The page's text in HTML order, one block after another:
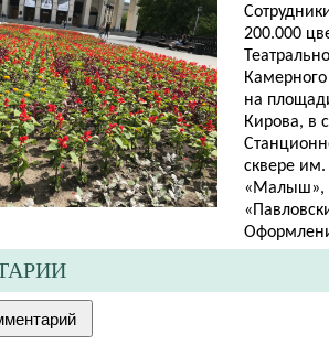
200.000
на
Кирова, в
сквере им.
«Малыш»,